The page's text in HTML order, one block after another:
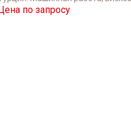
по запросу